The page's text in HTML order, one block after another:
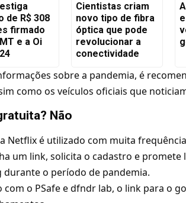
de R$ 308
firmado
e a Oi
Cientistas criam
novo tipo de fibra
óptica que pode
revolucionar a
conectividade
sobre a pandemia, é
como os veículos oficiais que
Não
Netflixé utilizado com muita
um link, solicita o cadastro e
durante o período de pandemia.
com o PSafe e dfndr lab, o link para o